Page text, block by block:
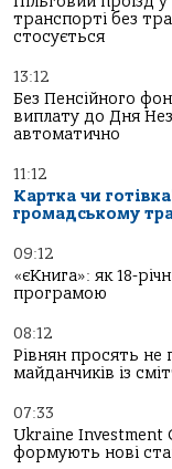
транспорті без
стосується
13:12
Без Пенсійного
виплату до Дня
автоматично
11:12
Картка чи
громадському
09:12
«єКнига»: як 18-
програмою
08:12
Рівнян просять не
майданчиків із
07:33
Ukraine Investment
формують нові